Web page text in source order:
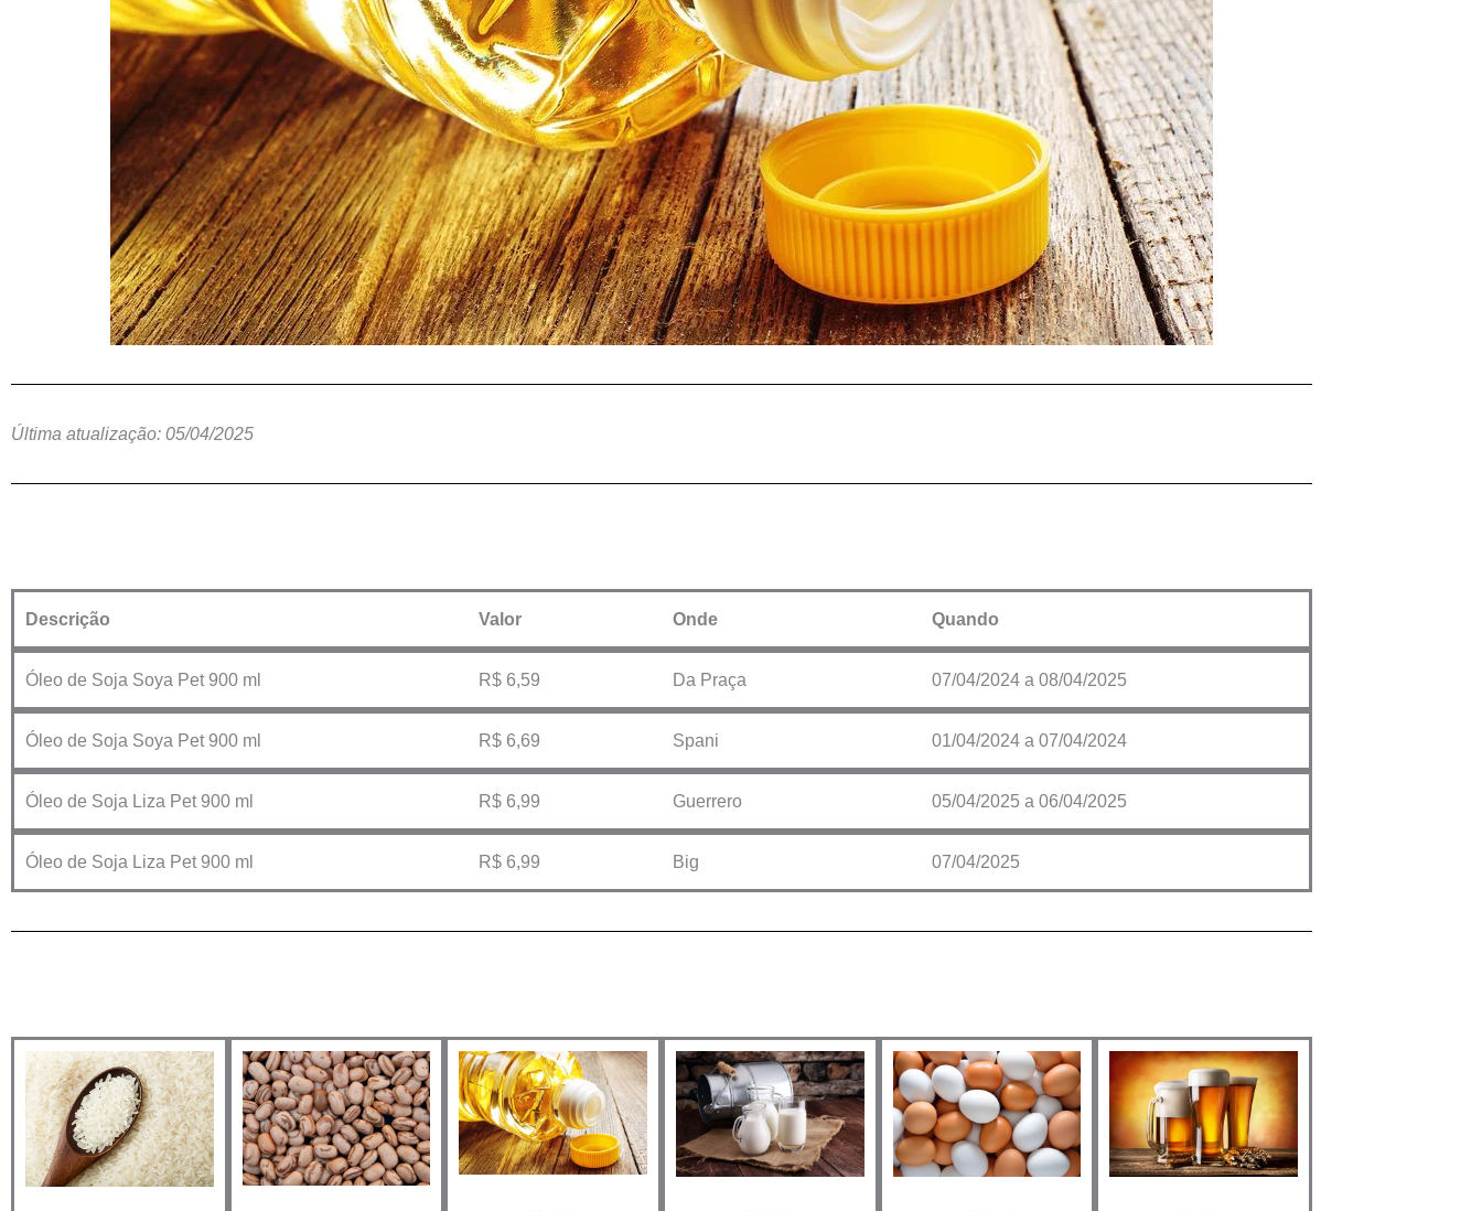
Última atualização: 05/04/2025
Descrição Valor Onde Quando
Óleo de Soja Soya Pet 900 ml R$ 6,59 Da Praça 07/04/2024 a 08/04/2025
Óleo de Soja Soya Pet 900 ml R$ 6,69 Spani 01/04/2024 a 07/04/2024
Óleo de Soja Liza Pet 900 ml R$ 6,99 Guerrero 05/04/2025 a 06/04/2025
Óleo de Soja Liza Pet 900 ml R$ 6,99 Big 07/04/2025